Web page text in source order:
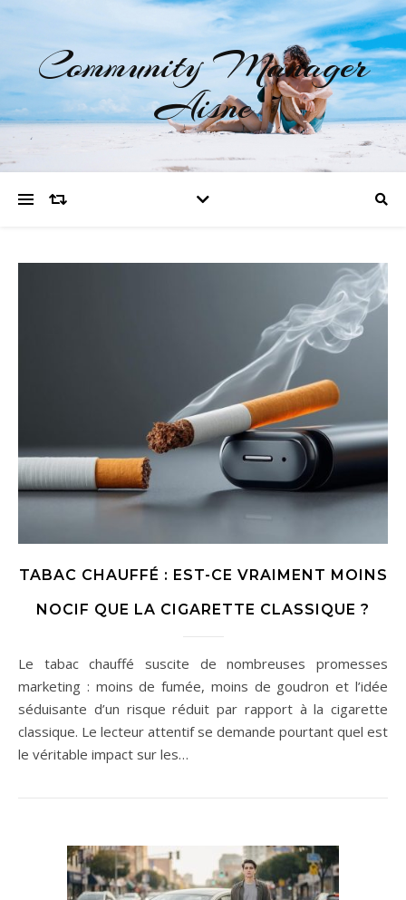
Community Manager
Aisne
TABAC CHAUFFÉ : EST-CE VRAIMENT MOINS
NOCIF QUE LA CIGARETTE CLASSIQUE ?
Le tabac chauffé suscite de nombreuses promesses
marketing : moins de fumée, moins de goudron et l’idée
séduisante d’un risque réduit par rapport à la cigarette
classique. Le lecteur attentif se demande pourtant quel est
le véritable impact sur les…